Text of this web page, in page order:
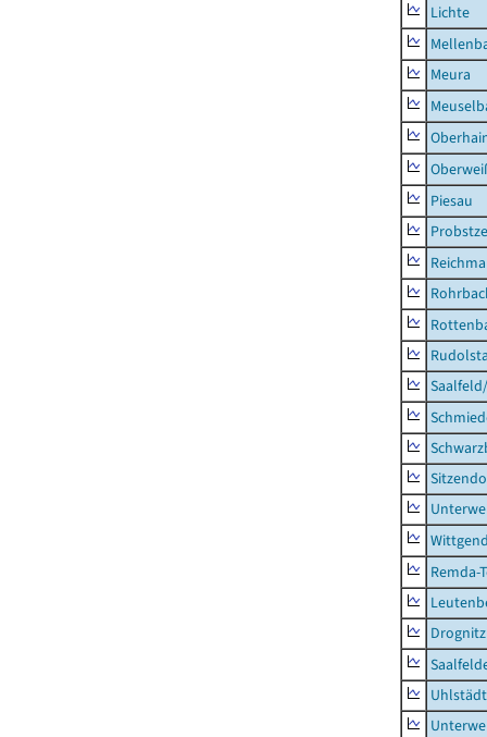
Lichte
Meura
Piesau
Remda-
Drognitz